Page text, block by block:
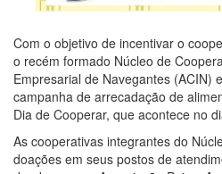
Com o objetivo de incentivar o
o recém formado Núcleo de
Empresarial de Navegantes (ACIN)
campanha de arrecadação de
Dia de Cooperar, que acontece no
As cooperativas integrantes do
doações em seus postos de